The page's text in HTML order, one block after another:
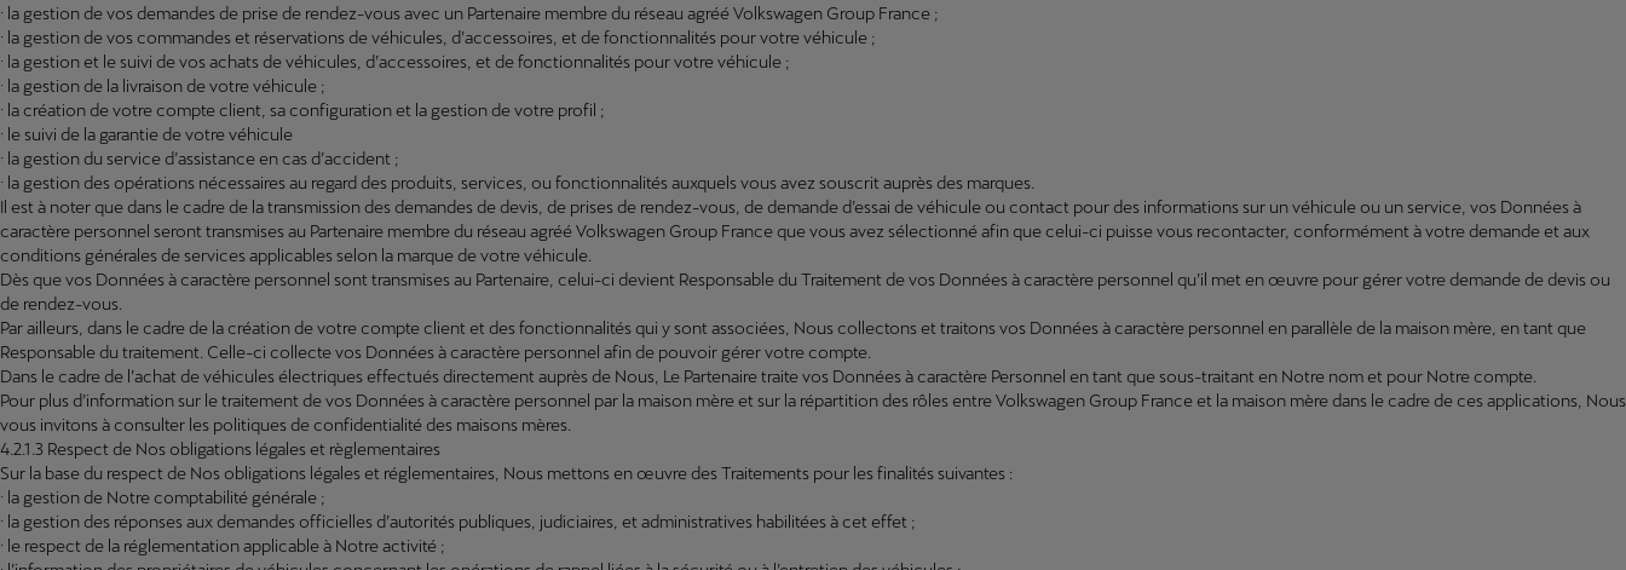
· la gestion de vos demandes de prise de rendez-vous avec un Partenaire membre du réseau agréé Volkswagen Group France ;
· la gestion de vos commandes et réservations de véhicules, d’accessoires, et de fonctionnalités pour votre véhicule ;
· la gestion et le suivi de vos achats de véhicules, d’accessoires, et de fonctionnalités pour votre véhicule ;
· la gestion de la livraison de votre véhicule ;
· la création de votre compte client, sa configuration et la gestion de votre profil ;
· le suivi de la garantie de votre véhicule
· la gestion du service d’assistance en cas d’accident ;
· la gestion des opérations nécessaires au regard des produits, services, ou fonctionnalités auxquels vous avez souscrit auprès des marques.
Il est à noter que dans le cadre de la transmission des demandes de devis, de prises de rendez-vous, de demande d’essai de véhicule ou contact pour des informations sur un véhicule ou un service, vos Données à
caractère personnel seront transmises au Partenaire membre du réseau agréé Volkswagen Group France que vous avez sélectionné afin que celui-ci puisse vous recontacter, conformément à votre demande et aux
conditions générales de services applicables selon la marque de votre véhicule.
Dès que vos Données à caractère personnel sont transmises au Partenaire, celui-ci devient Responsable du Traitement de vos Données à caractère personnel qu’il met en œuvre pour gérer votre demande de devis ou
de rendez-vous.
Par ailleurs, dans le cadre de la création de votre compte client et des fonctionnalités qui y sont associées, Nous collectons et traitons vos Données à caractère personnel en parallèle de la maison mère, en tant que
Responsable du traitement. Celle-ci collecte vos Données à caractère personnel afin de pouvoir gérer votre compte.
Dans le cadre de l’achat de véhicules électriques effectués directement auprès de Nous, Le Partenaire traite vos Données à caractère Personnel en tant que sous-traitant en Notre nom et pour Notre compte.
Pour plus d’information sur le traitement de vos Données à caractère personnel par la maison mère et sur la répartition des rôles entre Volkswagen Group France et la maison mère dans le cadre de ces applications, Nous
vous invitons à consulter les politiques de confidentialité des maisons mères.
4.2.1.3 Respect de Nos obligations légales et règlementaires
Sur la base du respect de Nos obligations légales et réglementaires, Nous mettons en œuvre des Traitements pour les finalités suivantes :
· la gestion de Notre comptabilité générale ;
· la gestion des réponses aux demandes officielles d’autorités publiques, judiciaires, et administratives habilitées à cet effet ;
· le respect de la réglementation applicable à Notre activité ;